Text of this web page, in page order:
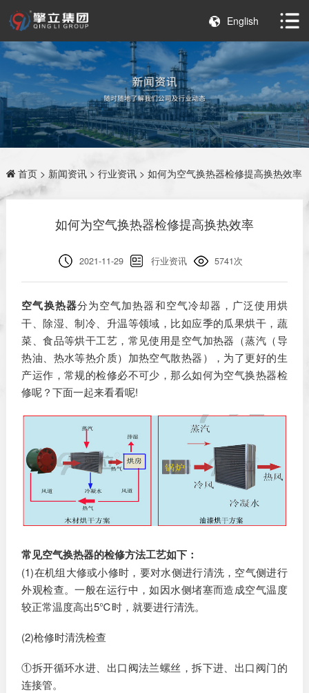
English
首页> 新闻资讯> 行业资讯> 如何为空气换热器检修提高换热效率
如何为空气换热器检修提高换热效率
2021-11-29 行业资讯 5741次
空气换热器分为空气加热器和空气冷却器，广泛使用烘
干、除湿、制冷、升温等领域，比如应季的瓜果烘干，蔬
菜、食品等烘干工艺，常见使用是空气加热器（蒸汽（导
热油、热水等热介质）加热空气散热器），为了更好的生
产运作，常规的检修必不可少，那么如何为空气换热器检
修呢？下面一起来看看呢!
常见空气换热器的检修方法工艺如下：
(1)在机组大修或小修时，要对水侧进行清洗，空气侧进行
外观检查。一般在运行中，如因水侧堵塞而造成空气温度
较正常温度高出5℃时，就要进行清洗。
(2)枪修时清洗检查
①拆开循环水进、出口阀法兰螺丝，拆下进、出口阀门的
连接管。